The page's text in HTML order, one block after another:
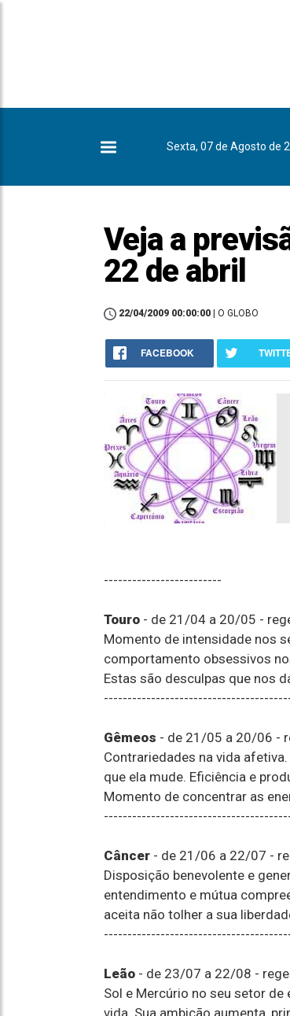
Sexta, 07 de Agosto de
Veja a
22 de abril
22/04/2009 00:00:00 | O GLOBO
FACEBOOK
-------------------------
Touro - de 21/04 a 20/05 -
Momento de intensidade nos
comportamento obsessivos
Estas são desculpas que nos
Gêmeos - de 21/05 a 20/06 -
Contrariedades na vida
que ela mude. Eficiência e
Momento de concentrar as
Câncer - de 21/06 a 22/07 -
Disposição benevolente e
entendimento e mútua
aceita não tolher a sua
Leão - de 23/07 a 22/08 -
Sol e Mercúrio no seu setor